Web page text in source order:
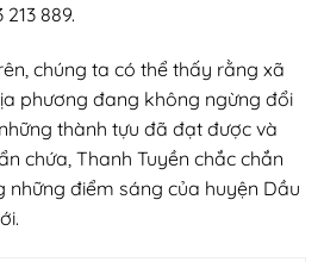
889.
chúng ta có thể thấy rằng xã
phương đang không ngừng đổi
thành tựu đã đạt được và
chứa, Thanh Tuyền chắc chắn
điểm sáng của huyện Dầu